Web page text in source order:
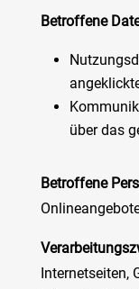
Betroffene
über das
Betroffene
Internetseiten,